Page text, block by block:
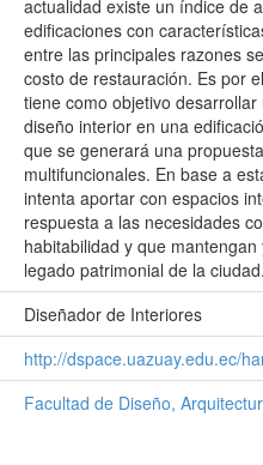
actualidad existe un índice de
edificaciones con
entre las principales razones
costo de restauración. Es por
tiene como objetivo
diseño interior en una
que se generará una
multifuncionales. En base a
intenta aportar con espacios
respuesta a las necesidades
habitabilidad y que
legado patrimonial de la
Diseñador de Interiores
http://dspace.uazuay.edu.ec/
Facultad de Diseño,